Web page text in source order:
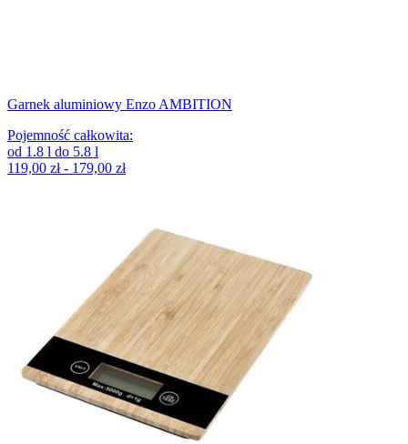
Garnek aluminiowy Enzo AMBITION
Pojemność całkowita:
od 1.8 l do 5.8 l
119,00 zł - 179,00 zł